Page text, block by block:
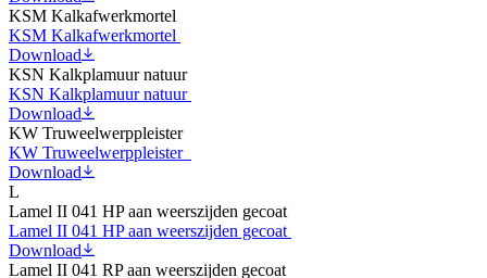
KSM Kalkafwerkmortel
KSM Kalkafwerkmortel
Download
KSN Kalkplamuur natuur
KSN Kalkplamuur natuur
Download
KW Truweelwerppleister
KW Truweelwerppleister
Download
L
Lamel II 041 HP aan weerszijden gecoat
Lamel II 041 HP aan weerszijden gecoat
Download
Lamel II 041 RP aan weerszijden gecoat